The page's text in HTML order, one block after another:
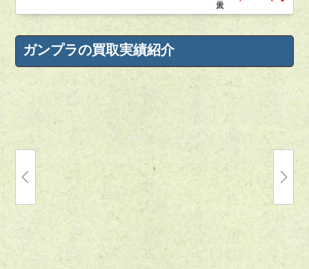
ガンプラの買取実績紹介